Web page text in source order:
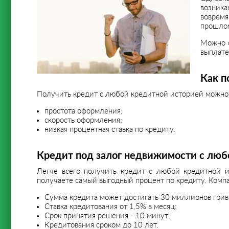
Можно
Как
Получить кредит с любой кредитной историей
простота оформления;
скорость оформления;
низкая процентная ставка по кредиту.
Кредит под залог недвижимости с
Легче всего получить кредит с любой кредитной
получаете самый выгодный процент по кредиту.
Сумма кредита может достигать 30 миллионов
Ставка кредитования от 1,5% в месяц;
Срок принятия решения - 10 минут;
Кредитования сроком до 10 лет.